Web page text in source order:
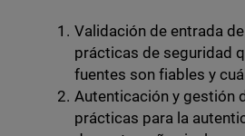
Validación de entrada
prácticas de seguridad
fuentes son fiables y
Autenticación y gestión
prácticas para la